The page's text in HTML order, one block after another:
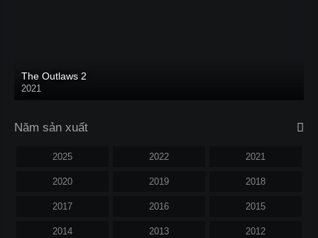
The Outlaws 2
2021
Năm sản xuất
2025 2022 2021
2020 2019 2018
2017 2016 2015
2014 2013 2012